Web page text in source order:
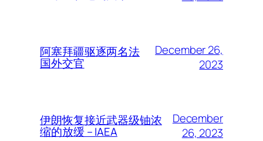
阿塞拜疆驱逐两名法
国外交官
December 26,
2023
伊朗恢复接近武器级铀浓
缩的放缓 – IAEA
December
26, 2023